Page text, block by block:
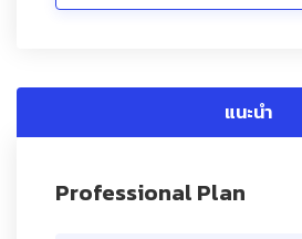
แนะนำ
Professional Plan